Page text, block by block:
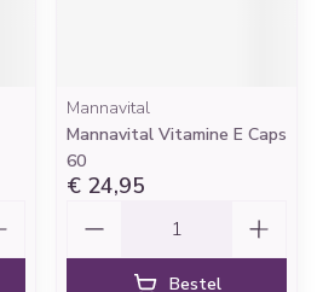
Mannavital
Mannavital Vitamine E Caps
60
€ 24,95
Bestel